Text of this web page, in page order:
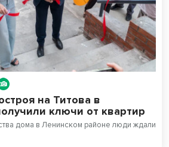
на Титова в
ключи от квартир
дома в Ленинском районе люди ждали